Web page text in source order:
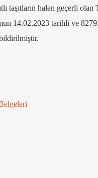
taşıtların halen geçerli
14.02.2023 tarihli ve
bildirilmiştir.